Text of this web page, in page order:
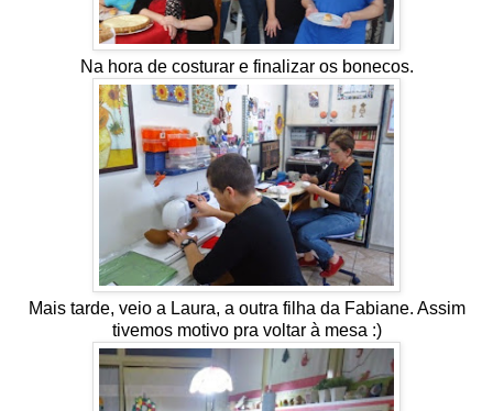
Na hora de costurar e finalizar os bonecos.
Mais tarde, veio a Laura, a outra filha da Fabiane. Assim
tivemos motivo pra voltar à mesa :)